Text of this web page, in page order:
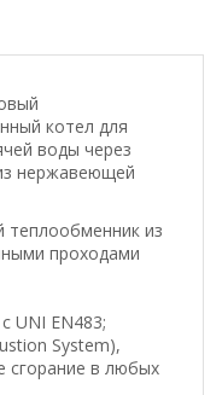
котел для
воды через
нержавеющей
теплообменник из
проходами
UNI EN483;
System),
сгорание в любых